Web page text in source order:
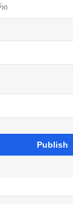
Publish